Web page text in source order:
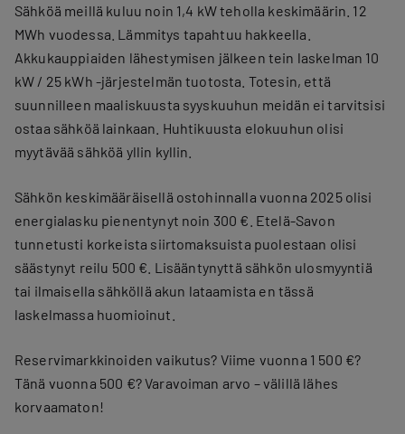
Sähköä meillä kuluu noin 1,4 kW teholla keskimäärin. 12
MWh vuodessa. Lämmitys tapahtuu hakkeella.
Akkukauppiaiden lähestymisen jälkeen tein laskelman 10
kW / 25 kWh -järjestelmän tuotosta. Totesin, että
suunnilleen maaliskuusta syyskuuhun meidän ei tarvitsisi
ostaa sähköä lainkaan. Huhtikuusta elokuuhun olisi
myytävää sähköä yllin kyllin.
Sähkön keskimääräisellä ostohinnalla vuonna 2025 olisi
energialasku pienentynyt noin 300 €. Etelä-Savon
tunnetusti korkeista siirtomaksuista puolestaan olisi
säästynyt reilu 500 €. Lisääntynyttä sähkön ulosmyyntiä
tai ilmaisella sähköllä akun lataamista en tässä
laskelmassa huomioinut.
Reservimarkkinoiden vaikutus? Viime vuonna 1 500 €?
Tänä vuonna 500 €? Varavoiman arvo – välillä lähes
korvaamaton!